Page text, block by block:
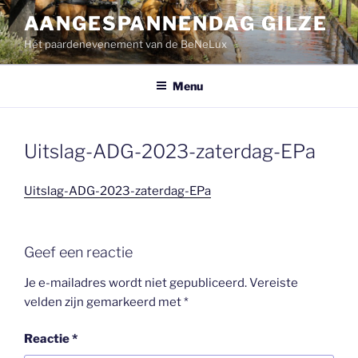
Ga
naar
de
inhoud
AANGESPANNENDAG GILZE
Hét paardenevenement van de BeNeLux
Menu
Uitslag-ADG-2023-zaterdag-EPa
Uitslag-ADG-2023-zaterdag-EPa
Geef een reactie
Je e-mailadres wordt niet gepubliceerd.Vereiste
velden zijn gemarkeerd met*
Reactie*